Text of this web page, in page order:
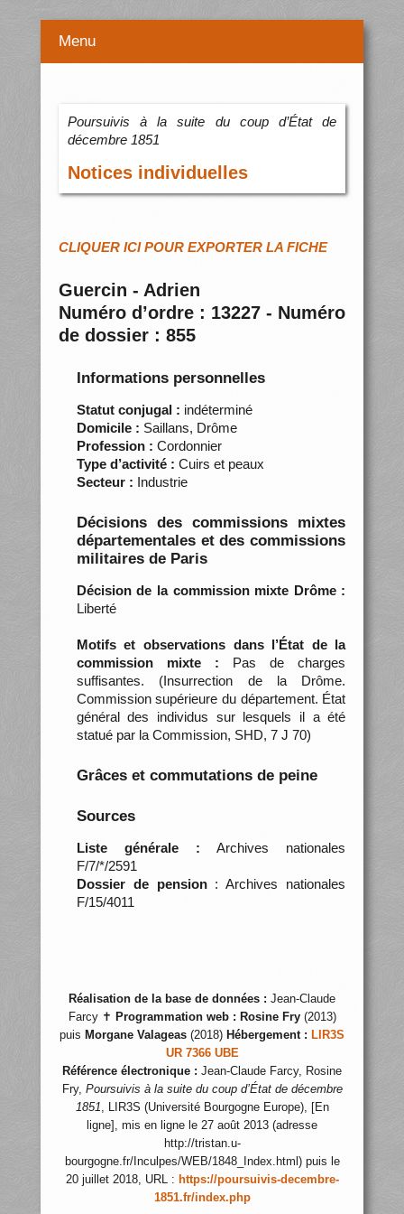
Menu
Poursuivis à la suite du coup d’État de
décembre 1851
Notices individuelles
CLIQUER ICI POUR EXPORTER LA FICHE
Guercin - Adrien
Numéro d’ordre : 13227 - Numéro
de dossier : 855
Informations personnelles
Statut conjugal : indéterminé
Domicile : Saillans, Drôme
Profession : Cordonnier
Type d’activité : Cuirs et peaux
Secteur : Industrie
Décisions des commissions mixtes
départementales et des commissions
militaires de Paris
Décision de la commission mixte Drôme :
Liberté
Motifs et observations dans l’État de la
commission mixte : Pas de charges
suffisantes. (Insurrection de la Drôme.
Commission supérieure du département. État
général des individus sur lesquels il a été
statué par la Commission, SHD, 7 J 70)
Grâces et commutations de peine
Sources
Liste générale : Archives nationales
F/7/*/2591
Dossier de pension: Archives nationales
F/15/4011
Réalisation de la base de données : Jean-Claude
Farcy ✝ Programmation web : Rosine Fry(2013)
puis Morgane Valageas (2018) Hébergement : LIR3S
UR 7366 UBE
Référence électronique : Jean-Claude Farcy, Rosine
Fry, Poursuivis à la suite du coup d’État de décembre
1851, LIR3S (Université Bourgogne Europe), [En
ligne], mis en ligne le 27 août 2013 (adresse
http://tristan.u-
bourgogne.fr/Inculpes/WEB/1848_Index.html) puis le
20 juillet 2018, URL : https://poursuivis-decembre-
1851.fr/index.php